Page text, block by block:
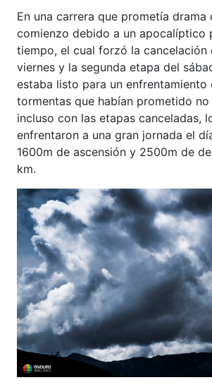
En una carrera que prometía drama
comienzo debido a un apocalíptico
tiempo, el cual forzó la cancelación
viernes y la segunda etapa del
estaba listo para un enfrentamiento
tormentas que habían prometido
incluso con las etapas canceladas,
enfrentaron a una gran jornada el
1600m de ascensión y 2500m de
km.